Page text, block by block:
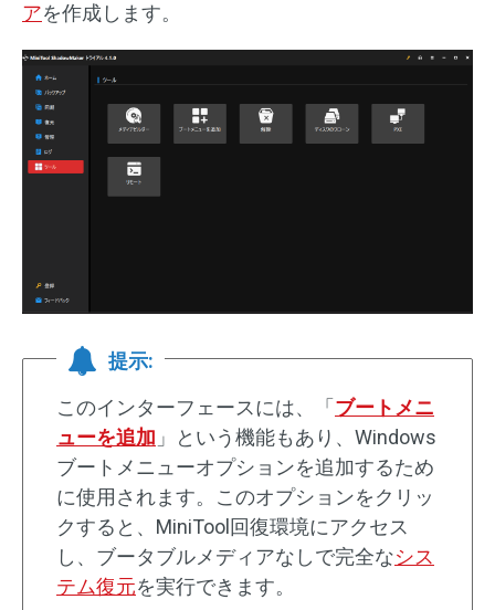
アを作成します。
提示:
このインターフェースには、「 ブートメニ
ューを追加 」という機能もあり、Windows
ブートメニューオプションを追加するため
に使用されます。このオプションをクリッ
クすると、MiniTool回復環境にアクセス
し、ブータブルメディアなしで完全なシス
テム復元を実行できます。